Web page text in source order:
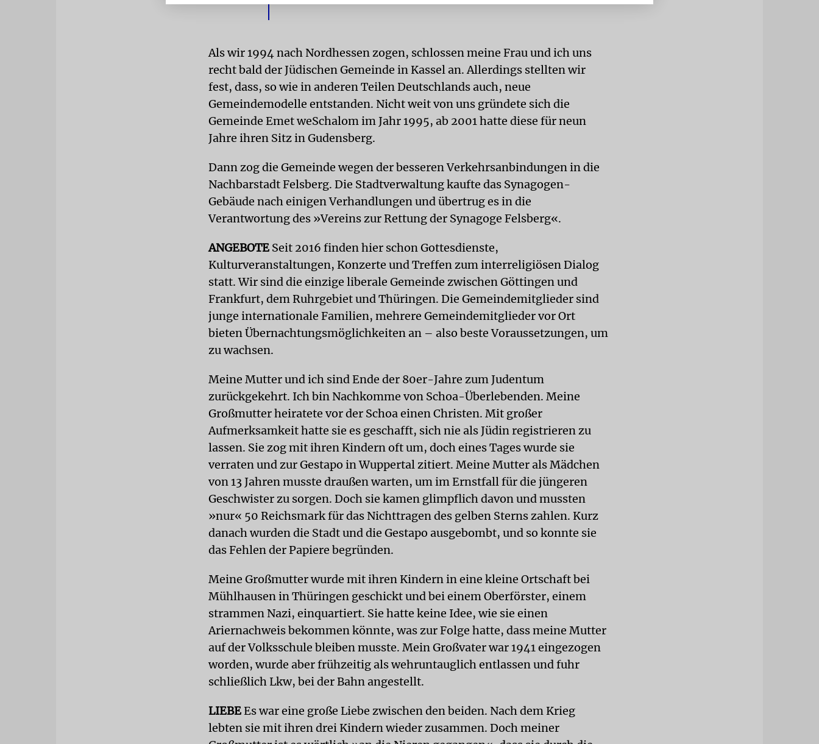
Als wir 1994 nach Nordhessen zogen, schlossen meine Frau und ich uns
recht bald der Jüdischen Gemeinde in Kassel an. Allerdings stellten wir
fest, dass, so wie in anderen Teilen Deutschlands auch, neue
Gemeindemodelle entstanden. Nicht weit von uns gründete sich die
Gemeinde Emet weSchalom im Jahr 1995, ab 2001 hatte diese für neun
Jahre ihren Sitz in Gudens­berg.
Dann zog die Gemeinde wegen der besseren Verkehrsanbindungen in die
Nachbarstadt Felsberg. Die Stadtverwaltung kaufte das Synagogen-
Gebäude nach einigen Verhandlungen und übertrug es in die
Verantwortung des »Vereins zur Rettung der Synagoge Felsberg«.
ANGEBOTE Seit 2016 finden hier schon Gottesdienste,
Kulturveranstaltungen, Konzerte und Treffen zum interreligiösen Dialog
statt. Wir sind die einzige liberale Gemeinde zwischen Göttingen und
Frankfurt, dem Ruhrgebiet und Thüringen. Die Gemeindemitglieder sind
junge internationale Familien, mehrere Gemeindemitglieder vor Ort
bieten Übernachtungsmöglichkeiten an – also beste Voraussetzungen, um
zu wachsen.
Meine Mutter und ich sind Ende der 80er-Jahre zum Judentum
zurückgekehrt. Ich bin Nachkomme von Schoa-Überlebenden. Meine
Großmutter heiratete vor der Schoa einen Christen. Mit großer
Aufmerksamkeit hatte sie es geschafft, sich nie als Jüdin registrieren zu
lassen. Sie zog mit ihren Kindern oft um, doch eines Tages wurde sie
verraten und zur Gestapo in Wuppertal zitiert. Meine Mutter als Mädchen
von 13 Jahren musste draußen warten, um im Ernstfall für die jüngeren
Geschwister zu sorgen. Doch sie kamen glimpflich davon und mussten
»nur« 50 Reichsmark für das Nichttragen des gelben Sterns zahlen. Kurz
danach wurden die Stadt und die Gestapo ausgebombt, und so konnte sie
das Fehlen der Papiere begründen.
Meine Großmutter wurde mit ihren Kindern in eine kleine Ortschaft bei
Mühlhausen in Thüringen geschickt und bei einem Oberförster, einem
strammen Nazi, einquartiert. Sie hatte keine Idee, wie sie einen
Ariernachweis bekommen könnte, was zur Folge hatte, dass meine Mutter
auf der Volksschule bleiben musste. Mein Großvater war 1941 eingezogen
worden, wurde aber frühzeitig als wehruntauglich entlassen und fuhr
schließlich Lkw, bei der Bahn angestellt.
LIEBEEs war eine große Liebe zwischen den beiden. Nach dem Krieg
lebten sie mit ihren drei Kindern wieder zusammen. Doch meiner